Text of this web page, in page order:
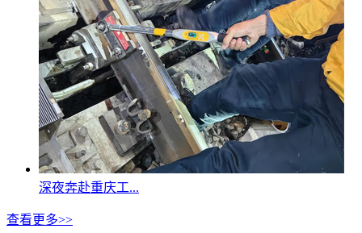
深夜奔赴重庆工...
查看更多>>